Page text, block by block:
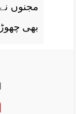
مجنوں
بھی